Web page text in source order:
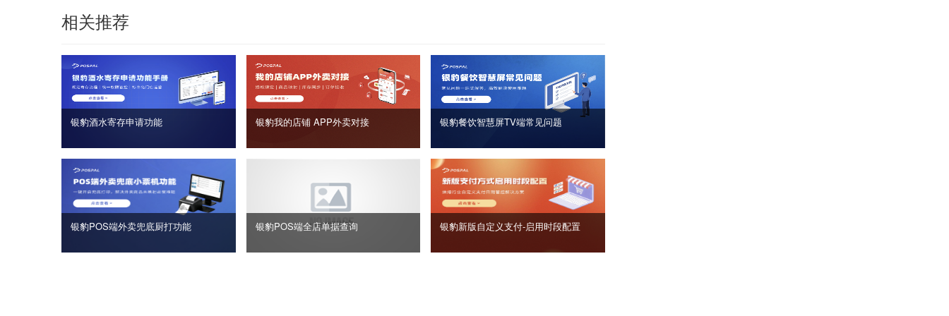
相关推荐
银豹酒水寄存申请功能 银豹我的店铺 APP外卖对接 银豹餐饮智慧屏TV端常见问题
银豹POS端外卖兜底厨打功能 银豹POS端全店单据查询 银豹新版自定义支付‑启用时段配置